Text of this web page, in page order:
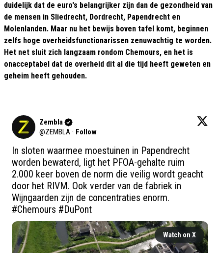
duidelijk dat de euro's belangrijker zijn dan de gezondheid van
de mensen in Sliedrecht, Dordrecht, Papendrecht en
Molenlanden. Maar nu het bewijs boven tafel komt, beginnen
zelfs hoge overheidsfunctionarissen zenuwachtig te worden.
Het net sluit zich langzaam rondom Chemours, en het is
onacceptabel dat de overheid dit al die tijd heeft geweten en
geheim heeft gehouden.
Zembla
@ZEMBLA · Follow
In sloten waarmee moestuinen in Papendrecht
worden bewaterd, ligt het PFOA-gehalte ruim
2.000 keer boven de norm die veilig wordt geacht
door het RIVM. Ook verder van de fabriek in
#Chemours #DuPont
Watch on X